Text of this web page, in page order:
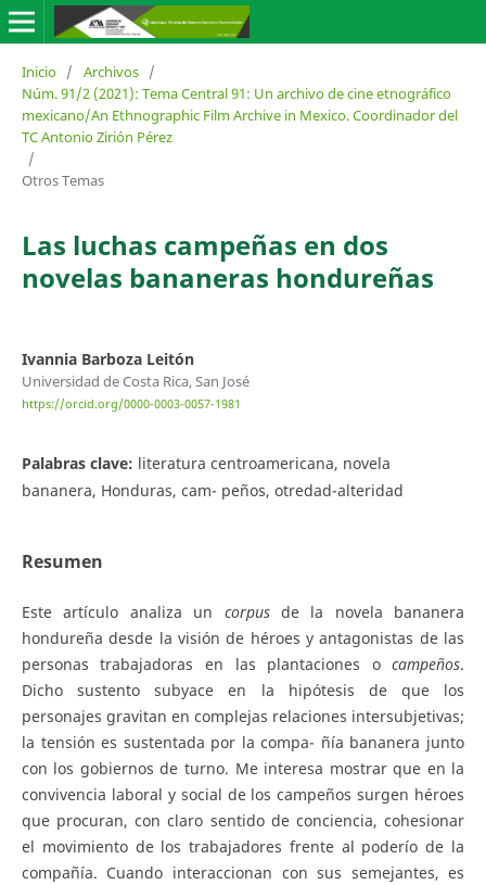
Inicio / Archivos /
Núm. 91/2 (2021): Tema Central 91: Un archivo de cine etnográfico
mexicano/An Ethnographic Film Archive in Mexico. Coordinador del
TC Antonio Zirión Pérez
/
Otros Temas
Las luchas campeñas en dos
novelas bananeras hondureñas
Ivannia Barboza Leitón
Universidad de Costa Rica, San José
https://orcid.org/0000-0003-0057-1981
Palabras clave: literatura centroamericana, novela
bananera, Honduras, cam- peños, otredad-alteridad
Resumen
Este artículo analiza un corpus de la novela bananera
hondureña desde la visión de héroes y antagonistas de las
personas trabajadoras en las plantaciones ocampeños.
Dicho sustento subyace en la hipótesis de que los
personajes gravitan en complejas relaciones intersubjetivas;
la tensión es sustentada por la compa- ñía bananera junto
con los gobiernos de turno. Me interesa mostrar que en la
convivencia laboral y social de los campeños surgen héroes
que procuran, con claro sentido de conciencia, cohesionar
el movimiento de los trabajadores frente al poderío de la
compañía. Cuando interaccionan con sus semejantes, es